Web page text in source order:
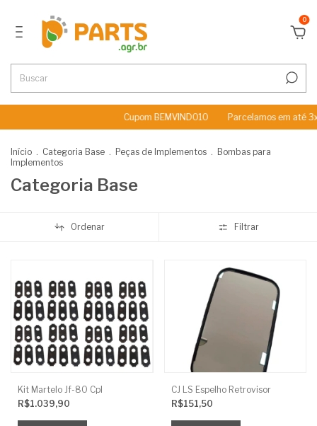
0
Cupom BEMVINDO10 Parcelamos em até 3x Sem
Início . Categoria Base . Peças de Implementos . Bombas para
Implementos
Categoria Base
Ordenar Filtrar
Kit Martelo Jf-80 Cpl
R$1.039,90
CJ LS Espelho Retrovisor
R$151,50